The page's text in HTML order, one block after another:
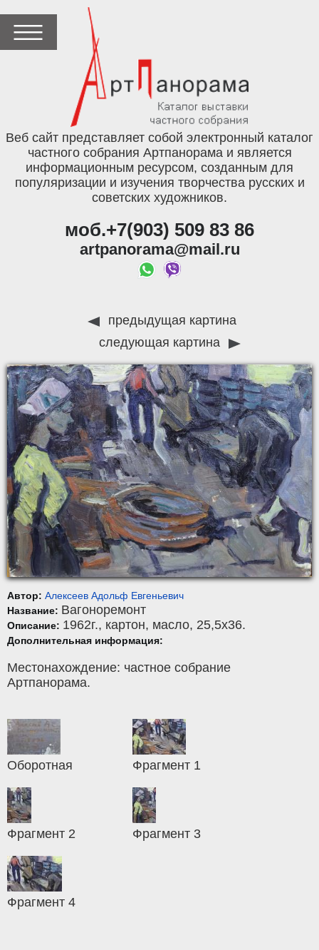
Веб сайт представляет собой электронный каталог
частного собрания Артпанорама и является
информационным ресурсом, созданным для
популяризации и изучения творчества русских и
советских художников.
моб.+7(903) 509 83 86
artpanorama@mail.ru
предыдущая картина
следующая картина
Автор: Алексеев Адольф Евгеньевич
Название: Вагоноремонт
Описание: 1962г., картон, масло, 25,5x36.
Дополнительная информация:
Местонахождение: частное собрание
Артпанорама.
Оборотная Фрагмент 1
Фрагмент 2 Фрагмент 3
Фрагмент 4